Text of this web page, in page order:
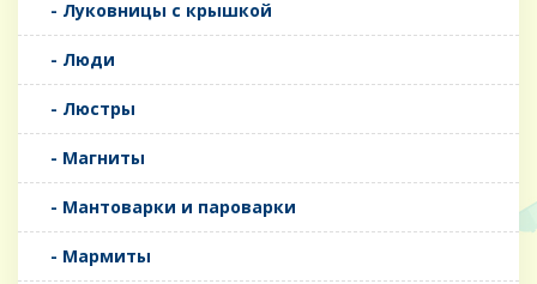
- Луковницы с крышкой
- Люди
- Люстры
- Магниты
- Мантоварки и пароварки
- Мармиты